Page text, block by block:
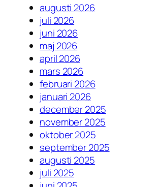
augusti 2026
juli 2026
juni 2026
maj 2026
april 2026
mars 2026
februari 2026
januari 2026
december 2025
november 2025
oktober 2025
september 2025
augusti 2025
juli 2025